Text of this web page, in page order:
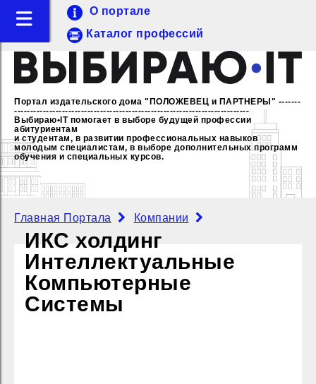
Портал издательского дома "ПОЛОЖЕВЕЦ и ПАРТНЕРЫ" -------
--------------------------------------------------------------------------
Выбираю•IT помогает в выборе будущей профессии
абитуриентам
и студентам, в развитии профессиональных навыков
молодым специалистам, в выборе дополнительных программ
обучения и специальных курсов.
О портале
Каталог профессий
Главная Портала Компании
ИКС холдинг
Интеллектуальные
Компьютерные
Системы